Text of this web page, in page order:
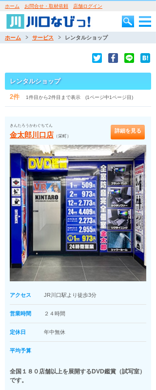
ホーム お問合せ・取材依頼 店舗ログイン
ホーム サービス レンタルショップ
レンタルショップ
2件 1件目から2件目まで表示 (1ページ中1ページ目)
きんたろうかわぐちてん
金太郎川口店 （栄町）
詳細を見る
アクセス JR川口駅より徒歩3分
営業時間 ２４時間
定休日 年中無休
平均予算
全国１８０店舗以上を展開するDVD鑑賞（試写室）
です。